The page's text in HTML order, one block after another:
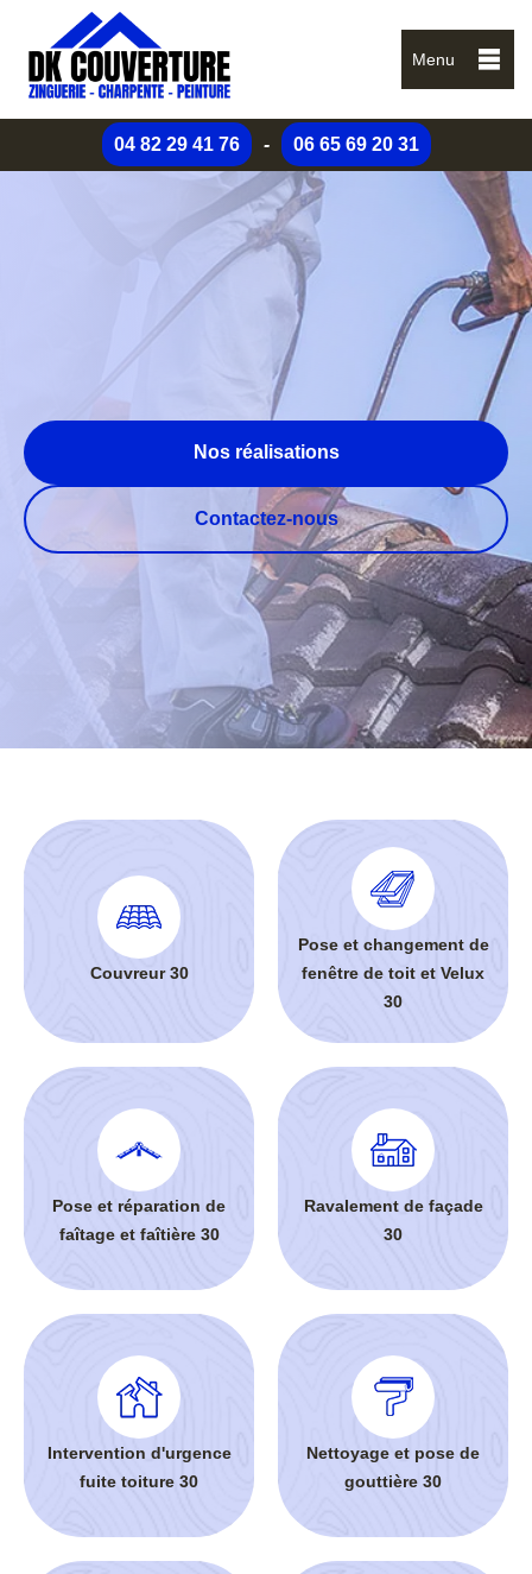
Menu
04 82 29 41 76 - 06 65 69 20 31
Nos réalisations
Contactez-nous
Couvreur 30
Pose et changement de
fenêtre de toit et Velux
30
Pose et réparation de
faîtage et faîtière 30
Ravalement de façade
30
Intervention d'urgence
fuite toiture 30
Nettoyage et pose de
gouttière 30